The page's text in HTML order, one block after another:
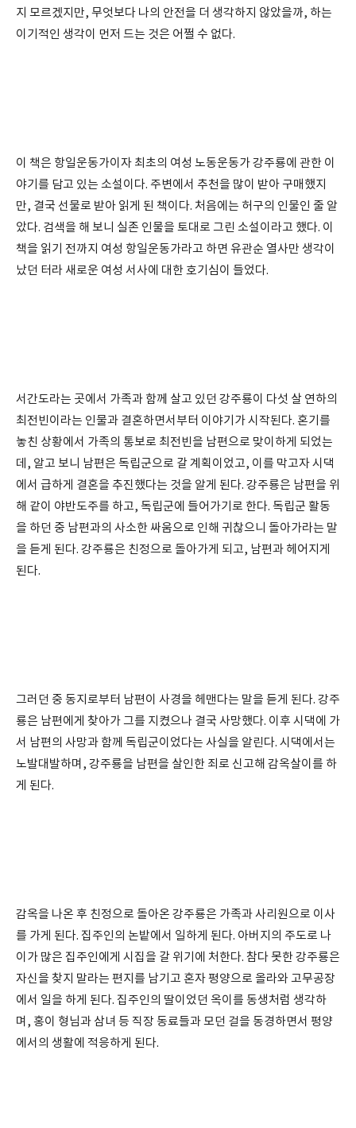
지 모르겠지만, 무엇보다 나의 안전을 더 생각하지 않았을까, 하는
이기적인 생각이 먼저 드는 것은 어쩔 수 없다.
이 책은 항일운동가이자 최초의 여성 노동운동가 강주룡에 관한 이
야기를 담고 있는 소설이다. 주변에서 추천을 많이 받아 구매했지
만, 결국 선물로 받아 읽게 된 책이다. 처음에는 허구의 인물인 줄 알
았다. 검색을 해 보니 실존 인물을 토대로 그린 소설이라고 했다. 이
책을 읽기 전까지 여성 항일운동가라고 하면 유관순 열사만 생각이
났던 터라 새로운 여성 서사에 대한 호기심이 들었다.
서간도라는 곳에서 가족과 함께 살고 있던 강주룡이 다섯 살 연하의
최전빈이라는 인물과 결혼하면서부터 이야기가 시작된다. 혼기를
놓친 상황에서 가족의 통보로 최전빈을 남편으로 맞이하게 되었는
데, 알고 보니 남편은 독립군으로 갈 계획이었고, 이를 막고자 시댁
에서 급하게 결혼을 추진했다는 것을 알게 된다. 강주룡은 남편을 위
해 같이 야반도주를 하고, 독립군에 들어가기로 한다. 독립군 활동
을 하던 중 남편과의 사소한 싸움으로 인해 귀찮으니 돌아가라는 말
을 듣게 된다. 강주룡은 친정으로 돌아가게 되고, 남편과 헤어지게
된다.
그러던 중 동지로부터 남편이 사경을 헤맨다는 말을 듣게 된다. 강주
룡은 남편에게 찾아가 그를 지켰으나 결국 사망했다. 이후 시댁에 가
서 남편의 사망과 함께 독립군이었다는 사실을 알린다. 시댁에서는
노발대발하며, 강주룡을 남편을 살인한 죄로 신고해 감옥살이를 하
게 된다.
감옥을 나온 후 친정으로 돌아온 강주룡은 가족과 사리원으로 이사
를 가게 된다. 집주인의 논밭에서 일하게 된다. 아버지의 주도로 나
이가 많은 집주인에게 시집을 갈 위기에 처한다. 참다 못한 강주룡은
자신을 찾지 말라는 편지를 남기고 혼자 평양으로 올라와 고무공장
에서 일을 하게 된다. 집주인의 딸이었던 옥이를 동생처럼 생각하
며, 홍이 형님과 삼녀 등 직장 동료들과 모던 걸을 동경하면서 평양
에서의 생활에 적응하게 된다.